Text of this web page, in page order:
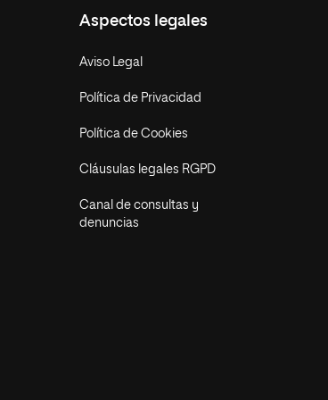
Aspectos legales
Aviso Legal
Política de Privacidad
Política de Cookies
Cláusulas legales RGPD
Canal de consultas y
denuncias